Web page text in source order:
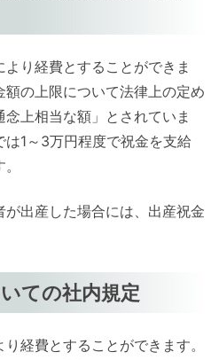
り経費とすることができま
の上限について法律上の定め
上相当な額」とされていま
1～3万円程度で祝金を支給
出産した場合には、出産祝金
ての社内規定
経費とすることができます。